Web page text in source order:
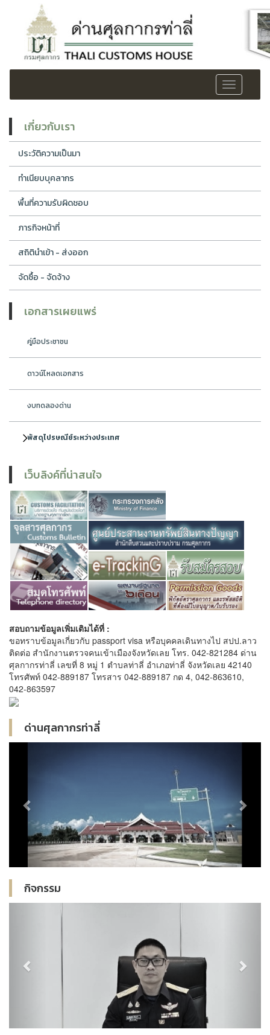
Toggle
navigation
เกี่ยวกับเรา
ประวัติความเป็นมา
ทำเนียบบุคลากร
พื้นที่ความรับผิดชอบ
ภารกิจหน้าที่
สถิตินำเข้า - ส่งออก
จัดซื้อ - จัดจ้าง
เอกสารเผยแพร่
คู่มือประชาชน
ดาวน์โหลดเอกสาร
งบทดลองด่าน
พัสดุไปรษณีย์ระหว่างประเทศ
เว็บลิงค์ที่น่าสนใจ
สอบถามข้อมูลเพิ่มเติมได้ที่ :
ขอทราบข้อมูลเกี่ยวกับ passport visa หรือบุคคลเดินทางไป สปป.ลาว
ติดต่อ สำนักงานตรวจคนเข้าเมืองจังหวัดเลย โทร. 042-821284 ด่าน
ศุลกากรท่าลี่ เลขที่ 8 หมู่ 1 ตำบลท่าลี่ อำเภอท่าลี่ จังหวัดเลย 42140
โทรศัพท์ 042-889187 โทรสาร 042-889187 กด 4, 042-863610,
042-863597
ด่านศุลกากรท่าลี่
กิจกรรม
Previous